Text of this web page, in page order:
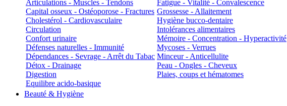
Articulations - Muscles - Tendons
Capital osseux - Ostéoporose - Fractures
Cholestérol - Cardiovasculaire
Circulation
Confort urinaire
Défenses naturelles - Immunité
Dépendances - Sevrage - Arrêt du Tabac
Détox - Drainage
Digestion
Equilibre acido-basique
Fatigue - Vitalité - Convalescence
Grossesse - Allaitement
Hygiène bucco-dentaire
Intolérances alimentaires
Mémoire - Concentration - Hyperactivité
Mycoses - Verrues
Minceur - Anticellulite
Peau - Ongles - Cheveux
Plaies, coups et hématomes
Beauté & Hygiène